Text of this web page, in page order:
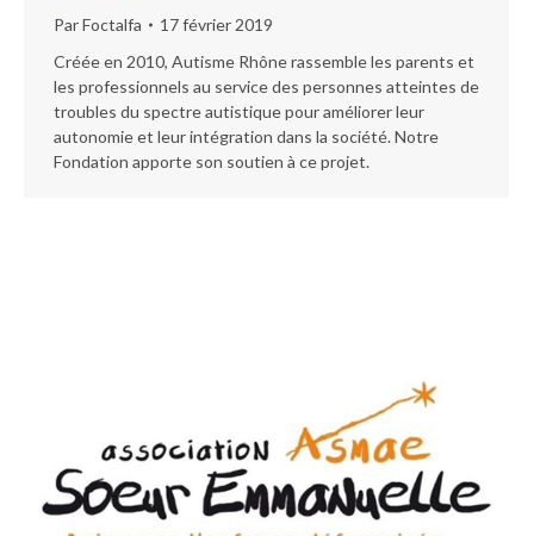
ParFoctalfa
17 février 2019
Créée en 2010, Autisme Rhône rassemble les parents et
les professionnels au service des personnes atteintes de
troubles du spectre autistique pour améliorer leur
autonomie et leur intégration dans la société. Notre
Fondation apporte son soutien à ce projet.